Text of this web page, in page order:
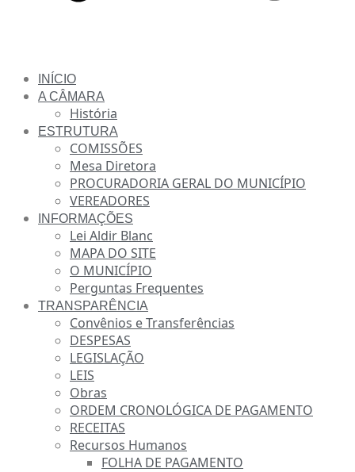
INÍCIO
A CÂMARA
História
ESTRUTURA
COMISSÕES
Mesa Diretora
PROCURADORIA GERAL DO MUNICÍPIO
VEREADORES
INFORMAÇÕES
Lei Aldir Blanc
MAPA DO SITE
O MUNICÍPIO
Perguntas Frequentes
TRANSPARÊNCIA
Convênios e Transferências
DESPESAS
LEGISLAÇÃO
LEIS
Obras
ORDEM CRONOLÓGICA DE PAGAMENTO
RECEITAS
Recursos Humanos
FOLHA DE PAGAMENTO